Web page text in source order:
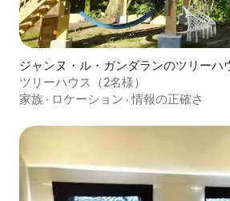
ジャンヌ・ル・ガンダランのツリーハ
ツリーハウス（2名様）
家族 · ロケーション ·情報の正確さ